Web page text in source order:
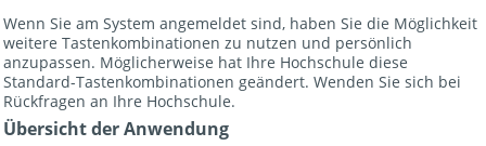
Wenn Sie am System angemeldet sind, haben Sie die Möglichkeit
weitere Tastenkombinationen zu nutzen und persönlich
anzupassen. Möglicherweise hat Ihre Hochschule diese
Standard-Tastenkombinationen geändert. Wenden Sie sich bei
Rückfragen an Ihre Hochschule.
Übersicht der Anwendung